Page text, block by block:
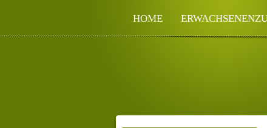
HOME